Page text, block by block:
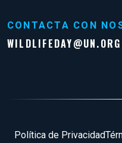
CONTACTA CON
WILDLIFEDAY@UN.ORG
Política de Privacidad